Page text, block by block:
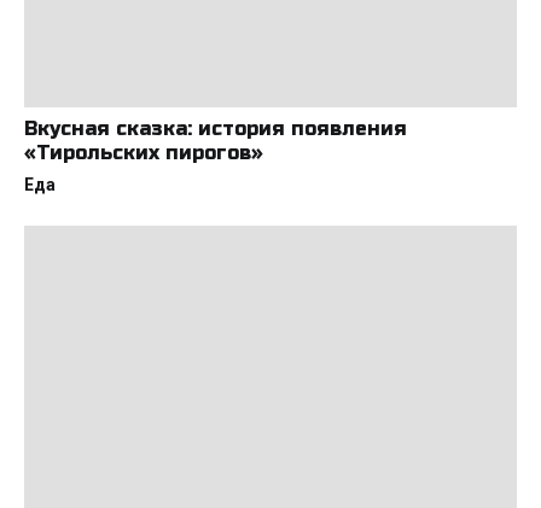
Вкусная сказка: история появления
«Тирольских пирогов»
Еда